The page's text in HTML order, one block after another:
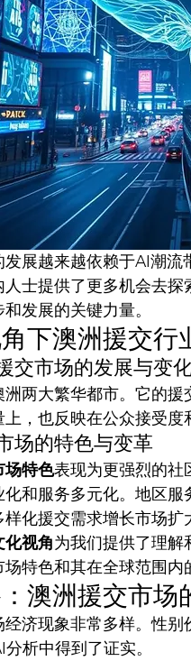
展越来越依赖于AI潮
士提供了更多机会去
发展的关键力量。
下澳洲援交行
交市场的发展与变
两大繁华都市。它的
，也反映在公众接受度
场的特色与变革
场特色表现为更强烈的社
化和服务多元化。地区
化援交需求增长市场扩
化视角为我们提供了理解
场特色和其在全球范围内
澳洲援交市场
济现象非常多样。性
析中得到了证实。